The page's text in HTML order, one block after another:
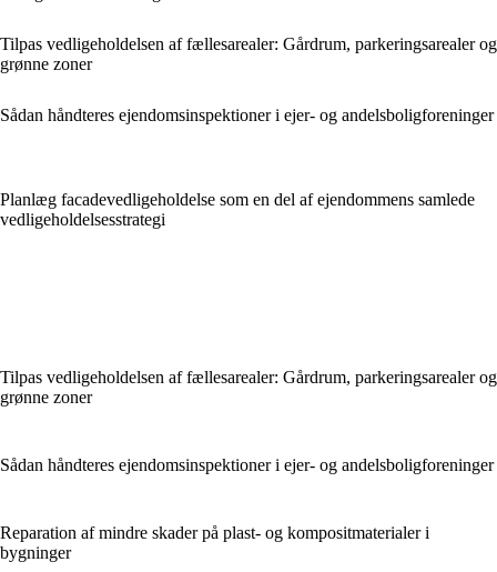
Tilpas vedligeholdelsen af fællesarealer: Gårdrum, parkeringsarealer og
grønne zoner
Sådan håndteres ejendomsinspektioner i ejer- og andelsboligforeninger
Planlæg facadevedligeholdelse som en del af ejendommens samlede
vedligeholdelsesstrategi
Tilpas vedligeholdelsen af fællesarealer: Gårdrum, parkeringsarealer og
grønne zoner
Sådan håndteres ejendomsinspektioner i ejer- og andelsboligforeninger
Reparation af mindre skader på plast- og kompositmaterialer i
bygninger